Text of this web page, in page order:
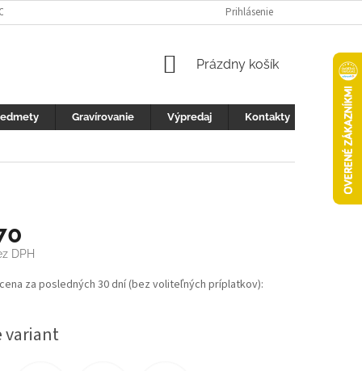
OSOBNÝCH ÚDAJOV FOTOGALERIA KONTAKTY
Prihlásenie
NÁKUPNÝ
Prázdny košík
Gravírovanie Výpredaj Kontakty
DPH
za posledných 30 dní (bez voliteľných príplatkov):
variant